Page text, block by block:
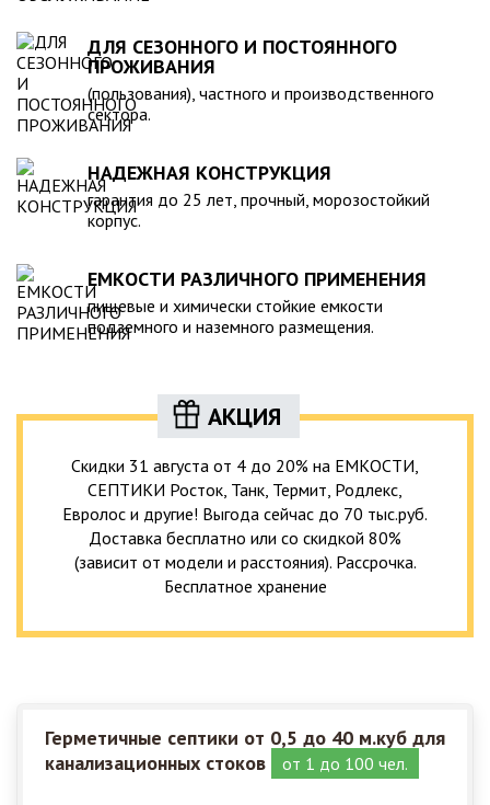
ДЛЯ СЕЗОННОГО И ПОСТОЯННОГО
ПРОЖИВАНИЯ
(пользования), частного и производственного
сектора.
НАДЕЖНАЯ КОНСТРУКЦИЯ
гарантия до 25 лет, прочный, морозостойкий
корпус.
ЕМКОСТИ РАЗЛИЧНОГО ПРИМЕНЕНИЯ
пищевые и химически стойкие емкости
подземного и наземного размещения.
АКЦИЯ
Скидки 31 августа от 4 до 20% на ЕМКОСТИ,
СЕПТИКИ Росток, Танк, Термит, Родлекс,
Евролос и другие! Выгода сейчас до 70 тыс.руб.
Доставка бесплатно или со скидкой 80%
(зависит от модели и расстояния). Рассрочка.
Бесплатное хранение
Герметичные септики от 0,5 до 40 м.куб для
канализационных стоков
от 1 до 100 чел.